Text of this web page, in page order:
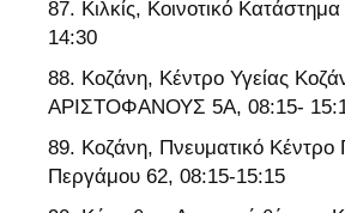
Κιλκίς, Κοινοτικό
14:30
Κοζάνη, Κέντρο Υγείας
ΑΡΙΣΤΟΦΑΝΟΥΣ 5Α, 08:15-
Κοζάνη, Πνευματικό Κέντρο
Περγάμου 62, 08:15-15:15